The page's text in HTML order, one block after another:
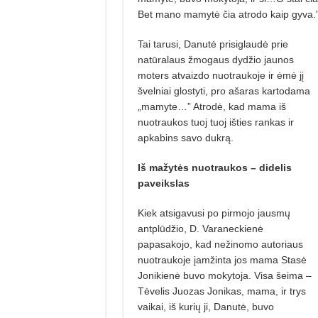
Bet mano mamytė čia atrodo kaip
Tai tarusi, Danutė prisiglaudė prie
natūralaus žmogaus dydžio jaunos
moters atvaizdo nuotraukoje ir ėmė jį
švelniai glostyti, pro ašaras kartodama
„mamyte…” Atrodė, kad mama iš
nuotraukos tuoj tuoj išties rankas ir
apkabins savo dukrą.
Iš mažytės nuotraukos – didelis
paveikslas
Kiek atsigavusi po pirmojo jausmų
antplūdžio, D. Varaneckienė
papasakojo, kad nežinomo autoriaus
nuotraukoje įamžinta jos mama Stasė
Jonikienė buvo mokytoja. Visa šeima –
Tėvelis Juozas Jonikas, mama, ir trys
vaikai, iš kurių ji, Danutė, buvo